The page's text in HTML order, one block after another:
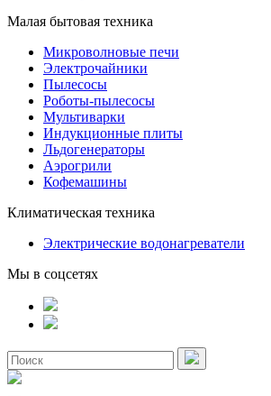
Малая бытовая техника
Микроволновые печи
Электрочайники
Пылесосы
Роботы-пылесосы
Мультиварки
Индукционные плиты
Льдогенераторы
Аэрогрили
Кофемашины
Климатическая техника
Электрические водонагреватели
Мы в соцсетях